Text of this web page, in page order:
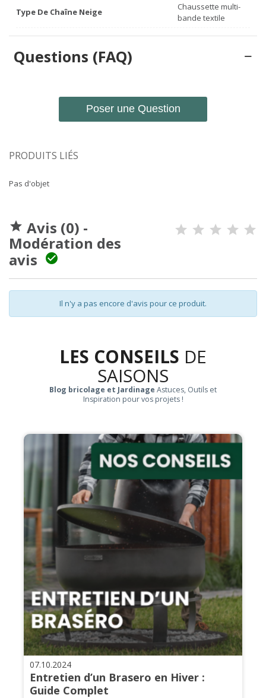
Type De Chaîne Neige
Chaussette multi-
bande textile
Questions (FAQ)
Poser une Question
PRODUITS LIÉS
Pas d'objet
 Avis (0) -
Modération des
avis

Il n'y a pas encore d'avis pour ce produit.
LES CONSEILS DE
SAISONS
Blog bricolage et Jardinage Astuces, Outils et
Inspiration pour vos projets !
07.10.2024
Entretien d’un Brasero en Hiver :
Guide Complet